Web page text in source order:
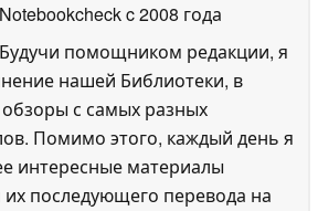
Notebookcheckc 2008 года
Будучи помощником редакции, я
нашей Библиотеки, в
с самых разных
Помимо этого, каждый день я
интересные материалы
их последующего перевода на